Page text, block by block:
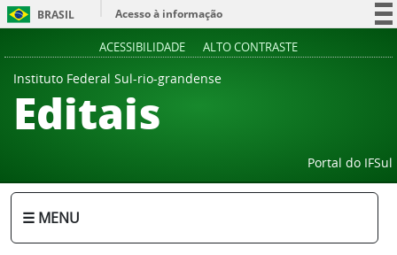
BRASIL
Acesso à informação
ACESSIBILIDADE ALTO CONTRASTE
Instituto Federal Sul-rio-grandense
Editais
Portal do IFSul
☰ MENU